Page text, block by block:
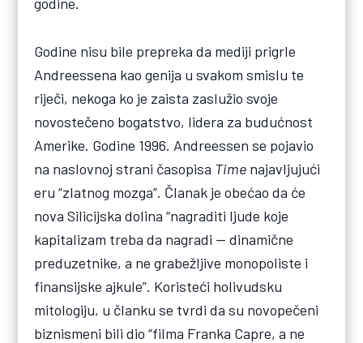
godine.
Godine nisu bile prepreka da mediji prigrle
Andreessena kao genija u svakom smislu te
riječi, nekoga ko je zaista zaslužio svoje
novostečeno bogatstvo, lidera za budućnost
Amerike. Godine 1996. Andreessen se pojavio
na naslovnoj strani časopisa Time najavljujući
eru “zlatnog mozga”. Članak je obećao da će
nova Silicijska dolina “nagraditi ljude koje
kapitalizam treba da nagradi — dinamične
preduzetnike, a ne grabežljive monopoliste i
finansijske ajkule”. Koristeći holivudsku
mitologiju, u članku se tvrdi da su novopečeni
biznismeni bili dio “filma Franka Capre, a ne